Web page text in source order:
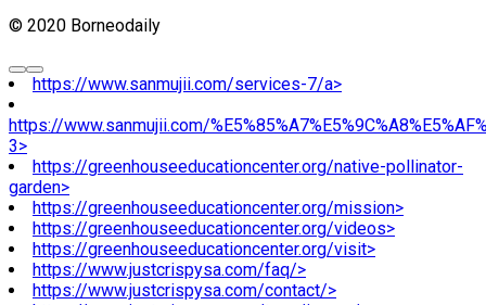
© 2020 Borneodaily
https://www.sanmujii.com/services-7/a>
https://www.sanmujii.com/
3>
https://greenhouseeducationcenter.org/native-pollinator-
garden>
https://greenhouseeducationcenter.org/mission>
https://greenhouseeducationcenter.org/videos>
https://greenhouseeducationcenter.org/visit>
https://www.justcrispysa.com/faq/>
https://www.justcrispysa.com/contact/>